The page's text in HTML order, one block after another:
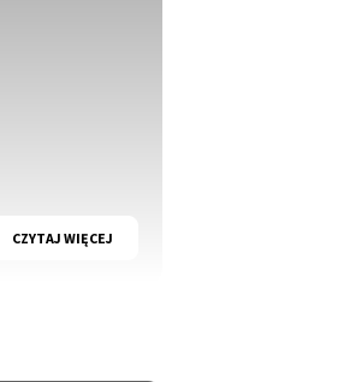
CZYTAJ WIĘCEJ